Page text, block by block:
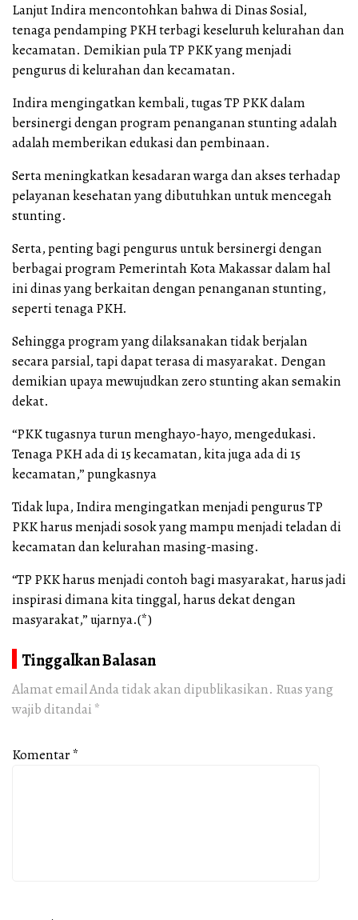
Lanjut Indira mencontohkan bahwa di Dinas Sosial,
tenaga pendamping PKH terbagi keseluruh kelurahan dan
kecamatan. Demikian pula TP PKK yang menjadi
pengurus di kelurahan dan kecamatan.
Indira mengingatkan kembali, tugas TP PKK dalam
bersinergi dengan program penanganan stunting adalah
adalah memberikan edukasi dan pembinaan.
Serta meningkatkan kesadaran warga dan akses terhadap
pelayanan kesehatan yang dibutuhkan untuk mencegah
stunting.
Serta, penting bagi pengurus untuk bersinergi dengan
berbagai program Pemerintah Kota Makassar dalam hal
ini dinas yang berkaitan dengan penanganan stunting,
seperti tenaga PKH.
Sehingga program yang dilaksanakan tidak berjalan
secara parsial, tapi dapat terasa di masyarakat. Dengan
demikian upaya mewujudkan zero stunting akan semakin
dekat.
“PKK tugasnya turun menghayo-hayo, mengedukasi.
Tenaga PKH ada di 15 kecamatan, kita juga ada di 15
kecamatan,” pungkasnya
Tidak lupa, Indira mengingatkan menjadi pengurus TP
PKK harus menjadi sosok yang mampu menjadi teladan di
kecamatan dan kelurahan masing-masing.
“TP PKK harus menjadi contoh bagi masyarakat, harus jadi
inspirasi dimana kita tinggal, harus dekat dengan
masyarakat,” ujarnya.(*)
Tinggalkan Balasan
Alamat email Anda tidak akan dipublikasikan. Ruas yang
wajib ditandai *
Komentar*